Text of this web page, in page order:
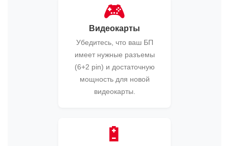
🎮
Видеокарты
Убедитесь, что ваш БП
имеет нужные разъемы
(6+2 pin) и достаточную
мощность для новой
видеокарты.
🔋